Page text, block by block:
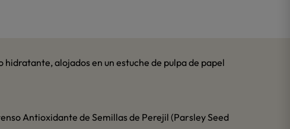
alojados en un estuche de pulpa de papel
Antioxidante de Semillas de Perejil (Parsley Seed